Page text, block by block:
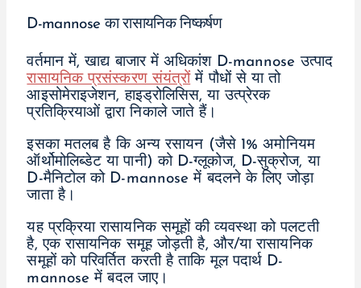
D-mannose का रासायनिक निष्कर्षण
वर्तमान में, खाद्य बाजार में अधिकांश D-mannose उत्पाद
रासायनिक प्रसंस्करण संयंत्रोंमें पौधों से या तो
आइसोमेराइजेशन, हाइड्रोलिसिस, या उत्प्रेरक
प्रतिक्रियाओं द्वारा निकाले जाते हैं।
इसका मतलब है कि अन्य रसायन (जैसे 1% अमोनियम
ऑर्थोमोलिब्डेट या पानी) को D-ग्लूकोज, D-सुक्रोज, या
D-मैनिटोल को D-mannose में बदलने के लिए जोड़ा
जाता है।
यह प्रक्रिया रासायनिक समूहों की व्यवस्था को पलटती
है, एक रासायनिक समूह जोड़ती है, और/या रासायनिक
समूहों को परिवर्तित करती है ताकि मूल पदार्थ D-
mannose में बदल जाए।